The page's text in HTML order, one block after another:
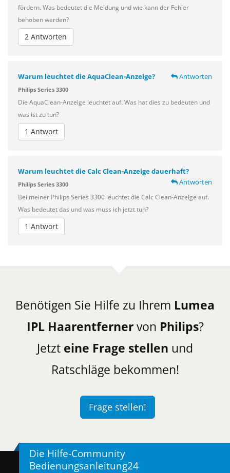
fördern. Was bedeutet die Meldung und wie kann der Fehler
behoben werden?
2 Antworten
Warum leuchtet die AquaClean-Anzeige? Antworten
Philips Series 3300
Die AquaClean-Anzeige leuchtet auf. Was hat dies zu bedeuten und
was ist zu tun?
1 Antwort
Warum leuchtet die Calc Clean-Anzeige dauerhaft?
Antworten
Philips Series 3300
Bei meiner Philips Series 3300 leuchtet die Calc Clean-Anzeige auf.
Was bedeutet das und was muss ich jetzt tun?
1 Antwort
Benötigen Sie Hilfe zu Ihrem Lumea
IPL Haarentfernervon Philips?
Jetzt eine Frage stellen und
Ratschläge bekommen!
Frage stellen!
Die Hilfe-Community
Bedienungsanleitung24